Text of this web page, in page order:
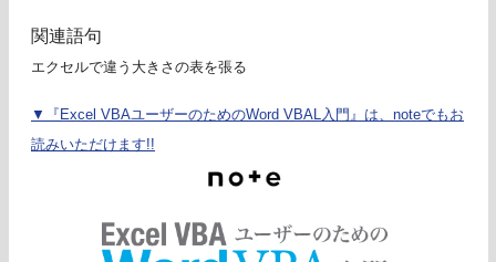
関連語句
エクセルで違う大きさの表を張る
▼『Excel VBAユーザーのためのWord VBAL入門』は、noteでもお
読みいただけます!!